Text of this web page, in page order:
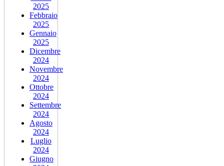
2025
Febbraio
2025
Gennaio
2025
Dicembre
2024
Novembre
2024
Ottobre
2024
Settembre
2024
Agosto
2024
Luglio
2024
Giugno